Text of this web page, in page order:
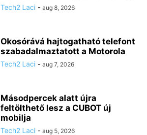
Tech2 Laci - aug 8, 2026
Okosórává hajtogatható telefont
szabadalmaztatott a Motorola
Tech2 Laci - aug 7, 2026
Másodpercek alatt újra
feltölthető lesz a CUBOT új
mobilja
Tech2 Laci - aug 5, 2026